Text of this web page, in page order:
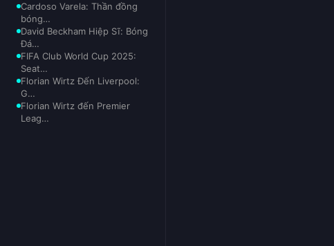
Cardoso Varela: Thần đồng
bóng…
David Beckham Hiệp Sĩ: Bóng
Đá…
FIFA Club World Cup 2025:
Seat…
Florian Wirtz Đến Liverpool:
G…
Florian Wirtz đến Premier
Leag…